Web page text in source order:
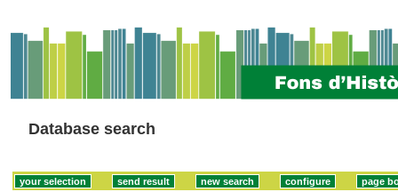
Database search